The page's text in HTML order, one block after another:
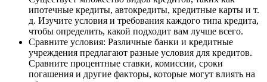
ипотечные кредиты, автокредиты, кредитные карты и т.
д. Изучите условия и требования каждого типа кредита,
чтобы определить, какой подходит вам лучше всего.
Сравните условия: Различные банки и кредитные
учреждения предлагают разные условия для кредитов.
Сравните процентные ставки, комиссии, сроки
погашения и другие факторы, которые могут влиять на